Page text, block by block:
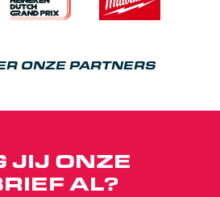
ONZE PARTNERS
JIJ ONZE
AL?